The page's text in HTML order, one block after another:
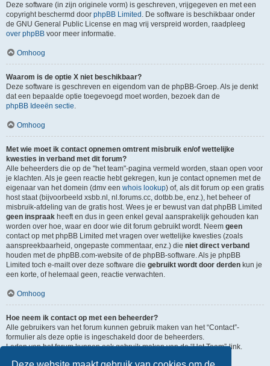
Deze software (in zijn originele vorm) is geschreven, vrijgegeven en met een
copyright beschermd door phpBB Limited . De software is beschikbaar onder
de GNU General Public License en mag vrij verspreid worden, raadpleeg
over phpBB voor meer informatie.
Omhoog
Waarom is de optie X niet beschikbaar?
Deze software is geschreven en eigendom van de phpBB-Groep. Als je denkt
dat een bepaalde optie toegevoegd moet worden, bezoek dan de
phpBB Ideeën sectie.
Omhoog
Met wie moet ik contact opnemen omtrent misbruik en/of wettelijke
kwesties in verband met dit forum?
Alle beheerders die op de "het team"-pagina vermeld worden, staan open voor
je klachten. Als je geen reactie hebt gekregen, kun je contact opnemen met de
eigenaar van het domein (dmv een whois lookup) of, als dit forum op een gratis
host staat (bijvoorbeeld xsbb.nl, nl.forums.cc, dotbb.be, enz.), het beheer of
misbruik-afdeling van de gratis host. Wees je er bewust van dat phpBB Limited
geen inspraak heeft en dus in geen enkel geval aansprakelijk gehouden kan
worden over hoe, waar en door wie dit forum gebruikt wordt. Neem geen
contact op met phpBB Limited met vragen over wettelijke kwesties (zoals
aanspreekbaarheid, ongepaste commentaar, enz.) die niet direct verband
houden met de phpBB.com-website of de phpBB-software. Als je phpBB
Limited toch e-mailt over deze software die gebruikt wordt door derden kun je
een korte, of helemaal geen, reactie verwachten.
Omhoog
Hoe neem ik contact op met een beheerder?
Alle gebruikers van het forum kunnen gebruik maken van het “Contact”-
formulier als deze optie is ingeschakeld door de beheerders.
Leden van het forum kunnen ook gebruik maken van de “Het Team”-link.